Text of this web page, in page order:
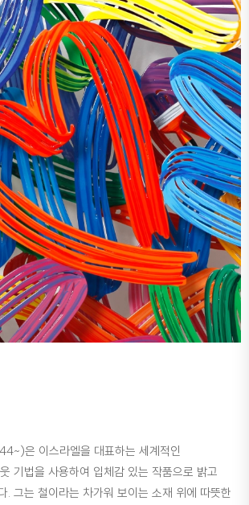
은 이스라엘을 대표하는 세계적인
기법을 사용하여 입체감 있는 작품으로 밝고
. 그는 철이라는 차가워 보이는 소재 위에 따뜻한